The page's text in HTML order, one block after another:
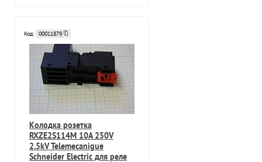
Код: 00011879
Колодка розетка
RXZE2S114M 10A 250V
2.5kV Telemecanigue
Schneider Electric для реле